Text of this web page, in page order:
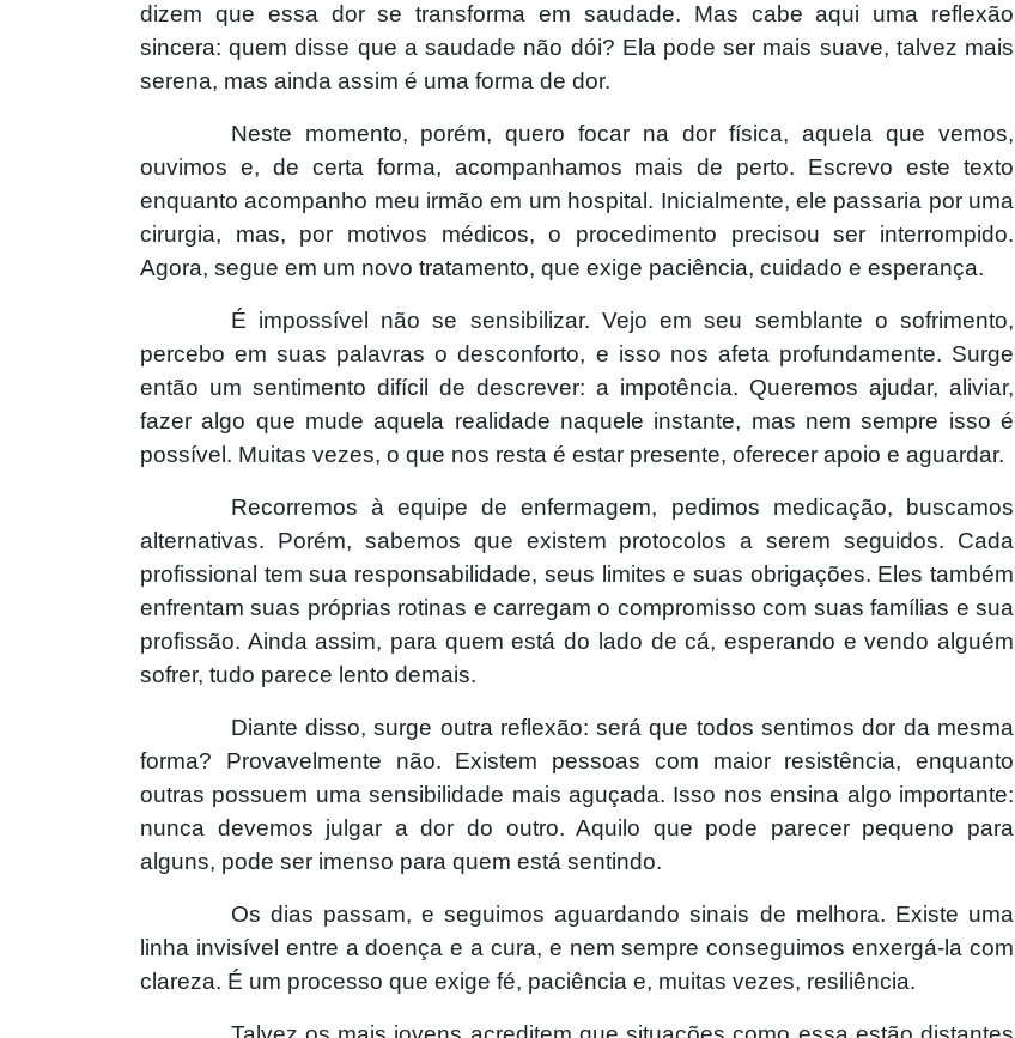
dizem que essa dor se transforma em saudade. Mas cabe aqui uma reflexão
sincera: quem disse que a saudade não dói? Ela pode ser mais suave, talvez mais
serena, mas ainda assim é uma forma de dor.
Neste momento, porém, quero focar na dor física, aquela que vemos,
ouvimos e, de certa forma, acompanhamos mais de perto. Escrevo este texto
enquanto acompanho meu irmão em um hospital. Inicialmente, ele passaria por uma
cirurgia, mas, por motivos médicos, o procedimento precisou ser interrompido.
Agora, segue em um novo tratamento, que exige paciência, cuidado e esperança.
É impossível não se sensibilizar. Vejo em seu semblante o sofrimento,
percebo em suas palavras o desconforto, e isso nos afeta profundamente. Surge
então um sentimento difícil de descrever: a impotência. Queremos ajudar, aliviar,
fazer algo que mude aquela realidade naquele instante, mas nem sempre isso é
possível. Muitas vezes, o que nos resta é estar presente, oferecer apoio e aguardar.
Recorremos à equipe de enfermagem, pedimos medicação, buscamos
alternativas. Porém, sabemos que existem protocolos a serem seguidos. Cada
profissional tem sua responsabilidade, seus limites e suas obrigações. Eles também
enfrentam suas próprias rotinas e carregam o compromisso com suas famílias e sua
profissão. Ainda assim, para quem está do lado de cá, esperando e vendo alguém
sofrer, tudo parece lento demais.
Diante disso, surge outra reflexão: será que todos sentimos dor da mesma
forma? Provavelmente não. Existem pessoas com maior resistência, enquanto
outras possuem uma sensibilidade mais aguçada. Isso nos ensina algo importante:
nunca devemos julgar a dor do outro. Aquilo que pode parecer pequeno para
alguns, pode ser imenso para quem está sentindo.
Os dias passam, e seguimos aguardando sinais de melhora. Existe uma
linha invisível entre a doença e a cura, e nem sempre conseguimos enxergá-la com
clareza. É um processo que exige fé, paciência e, muitas vezes, resiliência.